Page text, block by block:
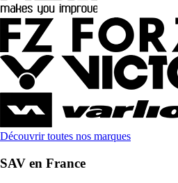
Découvrir toutes nos marques
SAV en France